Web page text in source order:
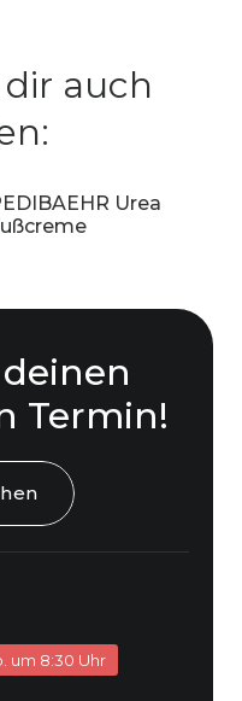
geeignet
Bio-
Komplex
auch
Urea
Termin!
um 8:30 Uhr